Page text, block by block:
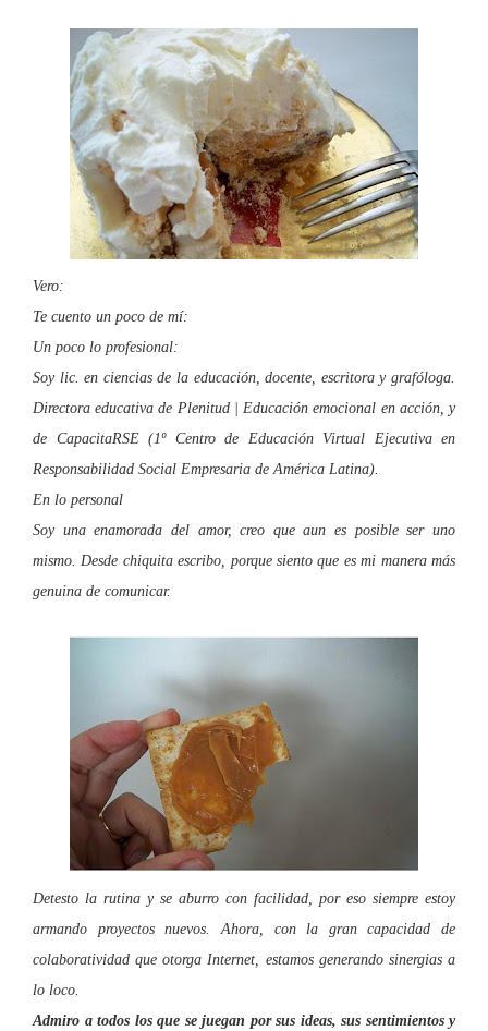
Vero:
Te cuento un poco de mí:
Un poco lo profesional:
Soy lic. en ciencias de la educación, docente, escritora y grafóloga.
Directora educativa de Plenitud | Educación emocional en acción, y
de CapacitaRSE (1º Centro de Educación Virtual Ejecutiva en
Responsabilidad Social Empresaria de América Latina).
En lo personal
Soy una enamorada del amor, creo que aun es posible ser uno
mismo. Desde chiquita escribo, porque siento que es mi manera más
genuina de comunicar.
Detesto la rutina y se aburro con facilidad, por eso siempre estoy
armando proyectos nuevos. Ahora, con la gran capacidad de
colaboratividad que otorga Internet, estamos generando sinergias a
lo loco.
Admiro a todos los que se juegan por sus ideas, sus sentimientos y